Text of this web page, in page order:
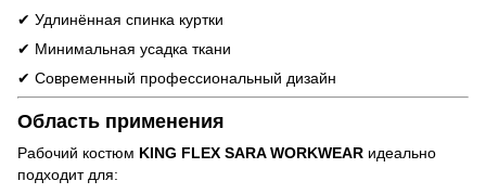
✔ Удлинённая спинка куртки
✔ Минимальная усадка ткани
✔ Современный профессиональный дизайн
Область применения
Рабочий костюм KING FLEX SARA WORKWEAR идеально
подходит для: